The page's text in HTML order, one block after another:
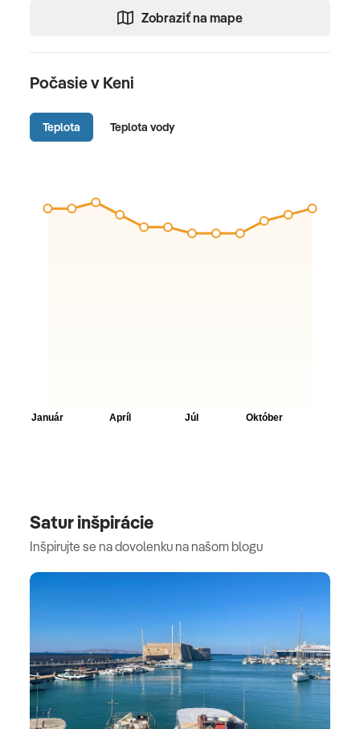
Zobraziť na mape
Počasie v Keni
Teplota Teplota vody
Satur inšpirácie
Inšpirujte se na dovolenku na našom blogu